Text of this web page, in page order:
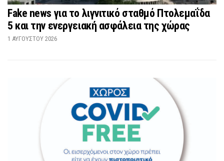
Fake news για το λιγνιτικό σταθμό Πτολεμαΐδα
5 και την ενεργειακή ασφάλεια της χώρας
1 ΑΥΓΟΎΣΤΟΥ 2026